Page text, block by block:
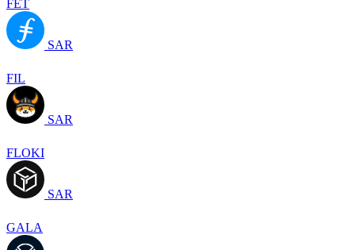
FET
SAR
FIL
SAR
FLOKI
SAR
GALA